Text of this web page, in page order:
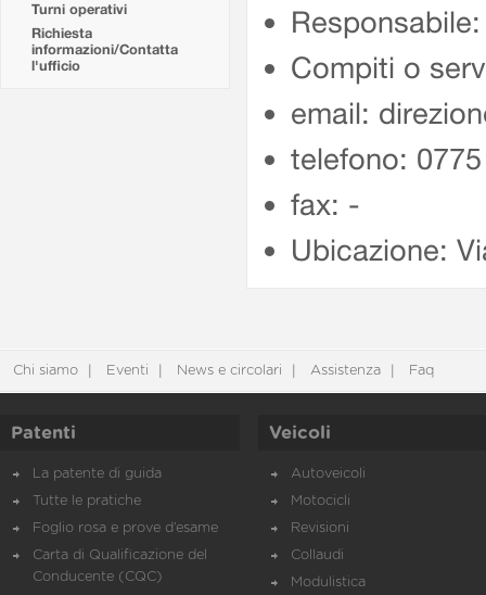
Turni operativi
Richiesta
informazioni/Contatta
l'ufficio
Compiti o
email:
telefono:
fax: -
Ubicazione:
Chi siamo Eventi News e circolari Assistenza Faq
Patenti
La patente di guida
Tutte le pratiche
Foglio rosa e prove d’esame
Carta di Qualificazione del
Conducente (CQC)
Veicoli
Autoveicoli
Motocicli
Revisioni
Collaudi
Modulistica